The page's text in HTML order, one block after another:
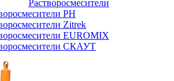
Растворосмесители
РН
Zitrek
EUROMIX
СКАУТ